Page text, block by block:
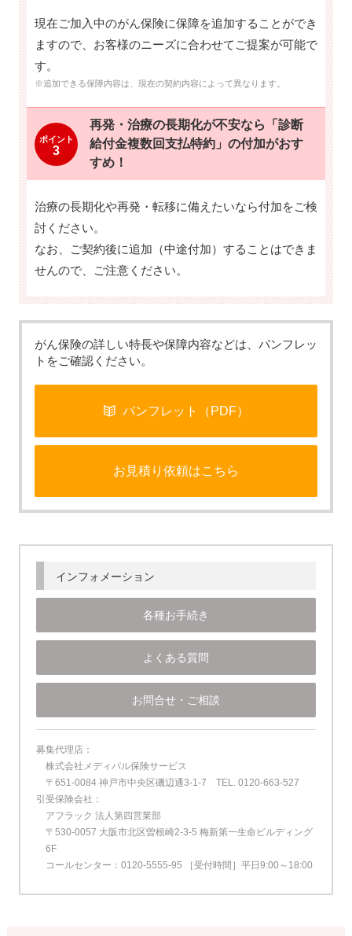
現在ご加入中のがん保険に保障を追加することができ
ますので、お客様のニーズに合わせてご提案が可能で
す。
※追加できる保障内容は、現在の契約内容によって異なります。
ポイント
3
再発・治療の長期化が不安なら「診断
給付金複数回支払特約」の付加がおす
すめ！
治療の長期化や再発・転移に備えたいなら付加をご検
討ください。
なお、ご契約後に追加（中途付加）することはできま
せんので、ご注意ください。
がん保険の詳しい特長や保障内容などは、パンフレッ
トをご確認ください。
パンフレット（PDF）
お見積り依頼はこちら
インフォメーション
各種お手続き
よくある質問
お問合せ・ご相談
募集代理店
株式会社メディパル保険サービス
〒651-0084 神戸市中央区磯辺通3-1-7
TEL. 0120-663-527
引受保険会社
アフラック 法人第四営業部
〒530-0057 大阪市北区曽根崎2-3-5 梅新第一生命ビルディング
6F
コールセンター：0120-5555-95 ［受付時間］平日9:00～18:00